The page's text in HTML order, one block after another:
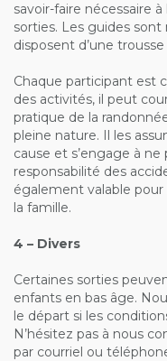
savoir-faire nécessaire
sorties. Les guides
disposent d’une
Chaque participant est
des activités, il peut
pratique de la
pleine nature. Il les
cause et s’engage à
responsabilité des
également valable
la famille.
4 – Divers
Certaines sorties
enfants en bas âge.
le départ si les
N’hésitez pas à nous
par courriel ou